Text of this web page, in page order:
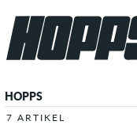
HOPPS
7 ARTIKEL